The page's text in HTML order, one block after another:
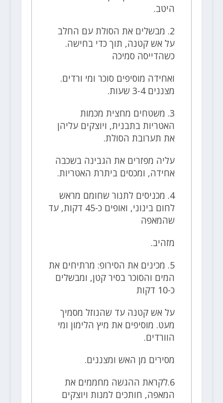
היטב.
2. מבשלים את הסולת עם החלב
על אש קטנה, תוך כדי בחישה.
כשהדייסה סמיכה
ואחידה מוסיפים סוכר ומי ורדים.
מצננים 3-4 שעות.
3. משטחים מחצית מכמות
האטריות בתבנית, ויוצקים עליהן
את תערובת הסולת.
עליה מפזרים את הגבינה בשכבה
אחידה, ומכסים ביתרת האטריות.
4. מכניסים לתנור שחומם מראש
לחום בינוני, ואופים כ-45 דקות, עד
שהמאפה
מזהיב.
5. מכינים את הסירופ: מרתיחים את
המים והסוכר בסיר קטן, ומבשלים
כ-10 דקות
על אש קטנה עד שהנוזל מסמיך
מעט. מוסיפים את מיץ הלימון ומי
הוורדים.
מסירים מן האש ומצננים.
6.לקראת ההגשה מחממים את
המאפה, חותכים למנות ויוצקים